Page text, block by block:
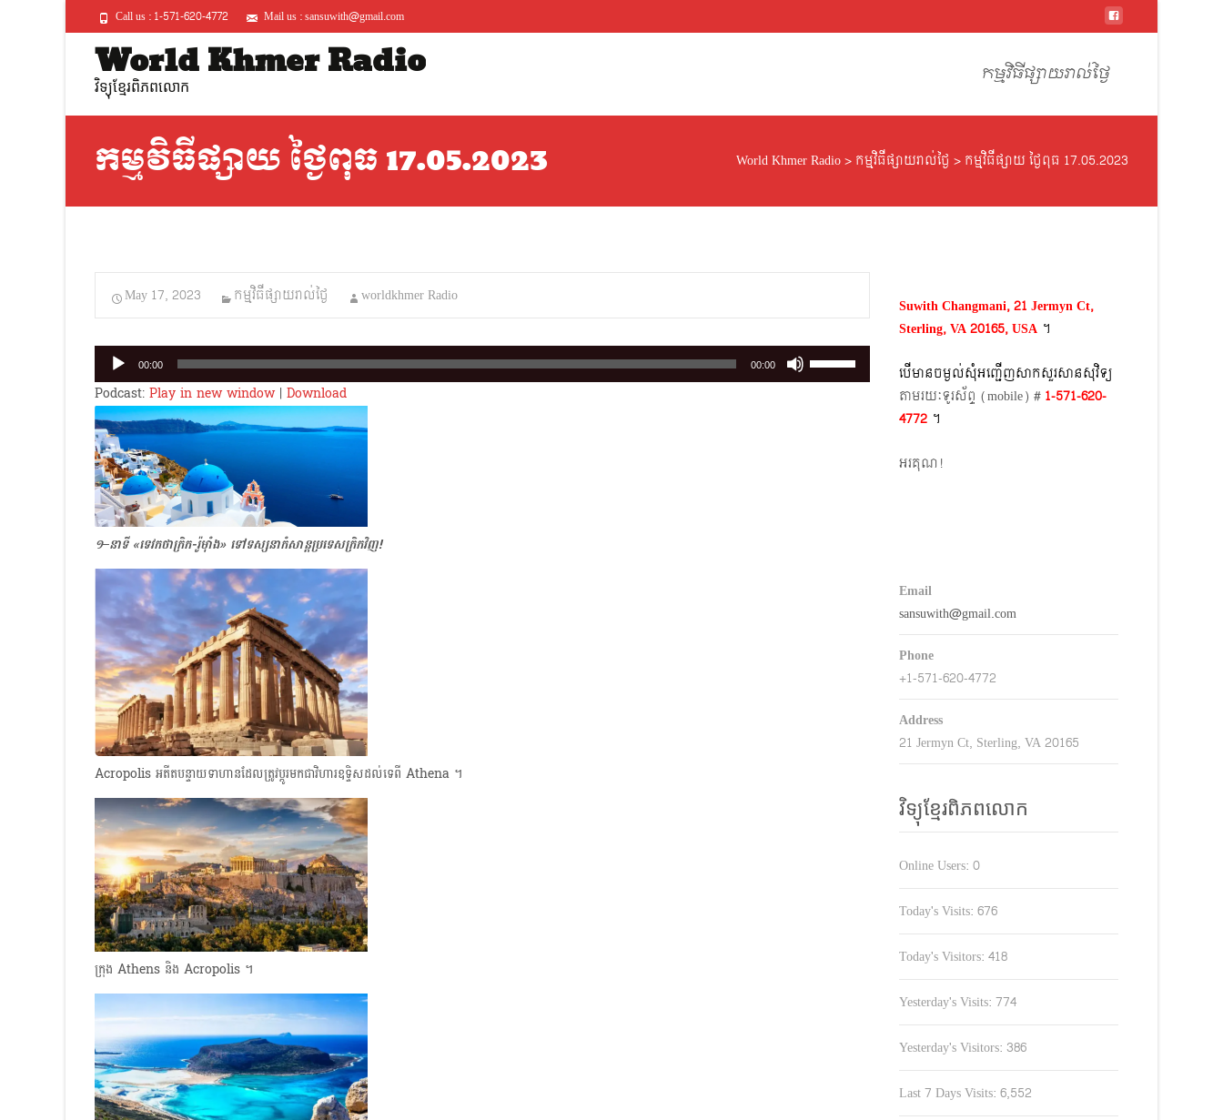
Call us : 1-571-620-4772 Mail us : sansuwith@gmail.com
World Khmer Radio
វិទ្យុខ្មែរពិភពលោក
content
កម្មវិធីផ្សាយរាល់ថ្ងៃ
កម្មវិធីផ្សាយ ថ្ងៃពុធ 17.05.2023 World Khmer Radio> កម្មវិធីផ្សាយរាល់ថ្ងៃ > កម្មវិធីផ្សាយ ថ្ងៃពុធ 17.05.2023
May 17, 2023 កម្មវិធីផ្សាយរាល់ថ្ងៃ worldkhmer Radio
Audio
Player
00:00 00:00
Podcast: Play in new window| Download
១–នាទី «ទេវកថាក្រិក-រ៉ូម៉ាំង»​ ទៅទស្សនាកំសាន្តប្រទេសក្រិកវិញ!
Acropolis អតីតបន្ទាយទាហានដែលត្រូវប្ដូរមកជាវិហារឧទ្ទិសដល់ទេពី Athena ។
ក្រុង Athens និង Acropolis ។
Suwith Changmani, 21 Jermyn Ct,
Sterling, VA 20165, USA ។​
បើមានចម្ងល់​សុំអញ្ជើញសាកសួរសានសុវិទ្យ
តាមរយៈទូរស័ព្ទ​ (mobile)​ # 1-571-620-
4772​ ។
អរគុណ!
Email
sansuwith@gmail.com
Phone
+1-571-620-4772
Address
21 Jermyn Ct, Sterling, VA 20165
វិទ្យុខ្មែរពិភពលោក
Online Users: 0
Today's Visits: 676
Today's Visitors: 418
Yesterday's Visits: 774
Yesterday's Visitors: 386
Last 7 Days Visits: 6,552